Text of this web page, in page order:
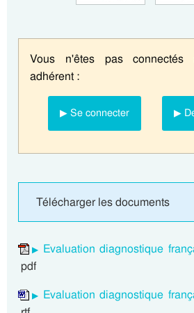
Vous n'êtes pas
adhérent :
▶ Se connecter ▶
Télécharger les documents
Evaluation diagnostique
pdf
Evaluation diagnostique